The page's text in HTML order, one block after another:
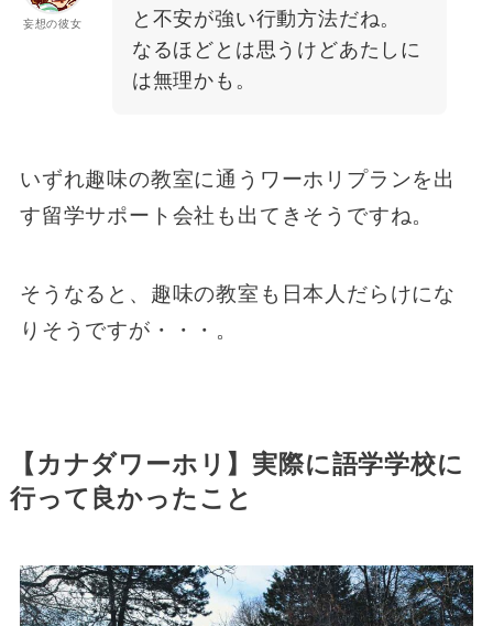
妄想の彼女
と不安が強い行動方法だね。
なるほどとは思うけどあたしに
は無理かも。
いずれ趣味の教室に通うワーホリプランを出
す留学サポート会社も出てきそうですね。
そうなると、趣味の教室も日本人だらけにな
りそうですが・・・。
【カナダワーホリ】実際に語学学校に
行って良かったこと